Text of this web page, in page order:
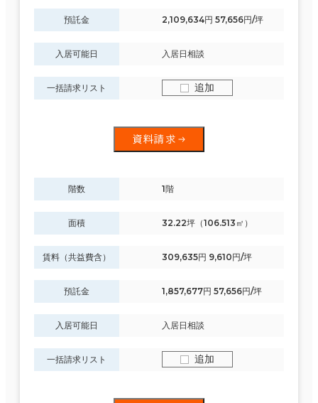
預託金 2,109,634円 57,656円/坪
入居可能日 入居日相談
一括請求リスト 追加
資料請求
階数 1階
面積 32.22坪（106.513㎡）
賃料（共益費含） 309,635円 9,610円/坪
預託金 1,857,677円 57,656円/坪
入居可能日 入居日相談
一括請求リスト 追加